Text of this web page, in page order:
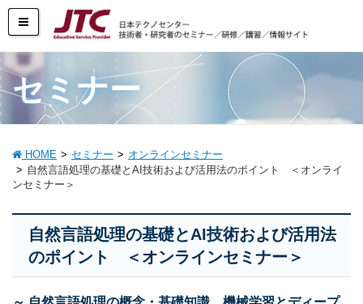
セミナー
HOME セミナー
オンラインセミナー
自然言語処理の基礎とAI技術および活用法のポイント ＜オンライ
ンセミナー＞
自然言語処理の基礎とAI技術および活用法
のポイント ＜オンラインセミナー＞